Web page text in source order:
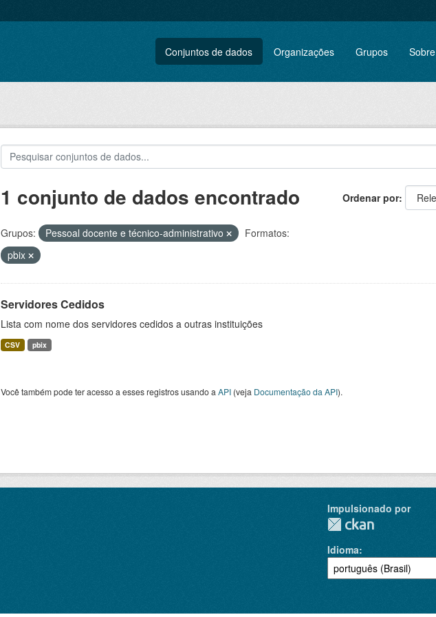
Conjuntos de dados Organizações Grupos Sobre
Ordenar por
1 conjunto de dados encontrado
Grupos: Pessoal docente e técnico-administrativo
Formatos:
pbix
Servidores Cedidos
Lista com nome dos servidores cedidos a outras instituições
CSV pbix
Você também pode ter acesso a esses registros usando a API(veja Documentação da API).
Impulsionado por
Idioma